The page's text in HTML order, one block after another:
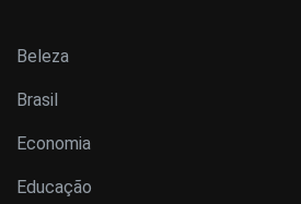
Beleza
Brasil
Economia
Educação